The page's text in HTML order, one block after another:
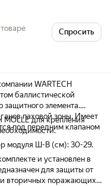
Спросить
WARTECH
баллистической
защитного элемента.
паховой зоны. Имеет
под передним клапаном
MOLLE для крепления
модуля Ш-В (см): 30-29.
и установлен в
для защиты от
и вторичных поражающих